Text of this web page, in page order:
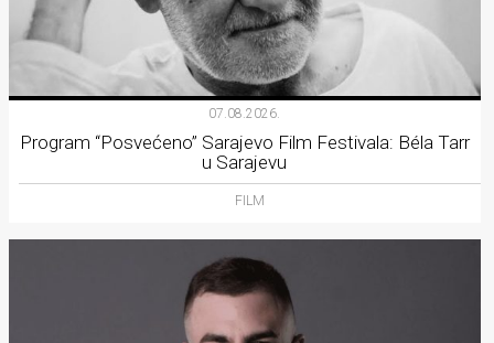
07.08.2026.
Program “Posvećeno” Sarajevo Film Festivala: Béla Tarr
u Sarajevu
FILM